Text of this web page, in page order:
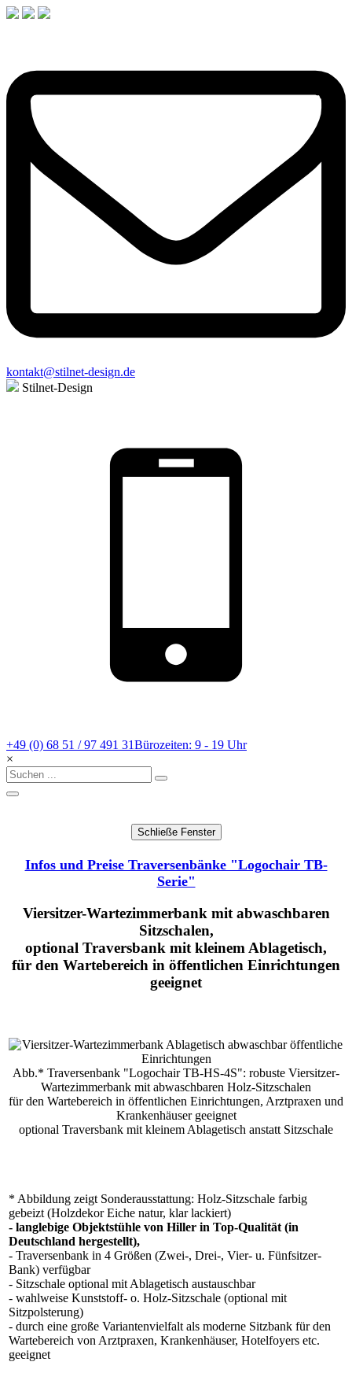
kontakt@stilnet-design.de
Stilnet-Design
+49 (0) 68 51 / 97 491 31Bürozeiten: 9 - 19 Uhr
×
Infos und Preise Traversenbänke "Logochair TB-
Serie"
Viersitzer-Wartezimmerbank mit abwaschbaren
Sitzschalen,
optional Traversbank mit kleinem Ablagetisch,
für den Wartebereich in öffentlichen Einrichtungen
geeignet
Abb.* Traversenbank "Logochair TB-HS-4S": robuste Viersitzer-
Wartezimmerbank mit abwaschbaren Holz-Sitzschalen
für den Wartebereich in öffentlichen Einrichtungen, Arztpraxen und
Krankenhäuser geeignet
optional Traversbank mit kleinem Ablagetisch anstatt Sitzschale
* Abbildung zeigt Sonderausstattung: Holz-Sitzschale farbig
gebeizt (Holzdekor Eiche natur, klar lackiert)
- langlebige Objektstühle von Hiller in Top-Qualität (in
Deutschland hergestellt),
- Traversenbank in 4 Größen (Zwei-, Drei-, Vier- u. Fünfsitzer-
Bank) verfügbar
- Sitzschale optional mit Ablagetisch austauschbar
- wahlweise Kunststoff- o. Holz-Sitzschale (optional mit
Sitzpolsterung)
- durch eine große Variantenvielfalt als moderne Sitzbank für den
Wartebereich von Arztpraxen, Krankenhäuser, Hotelfoyers etc.
geeignet